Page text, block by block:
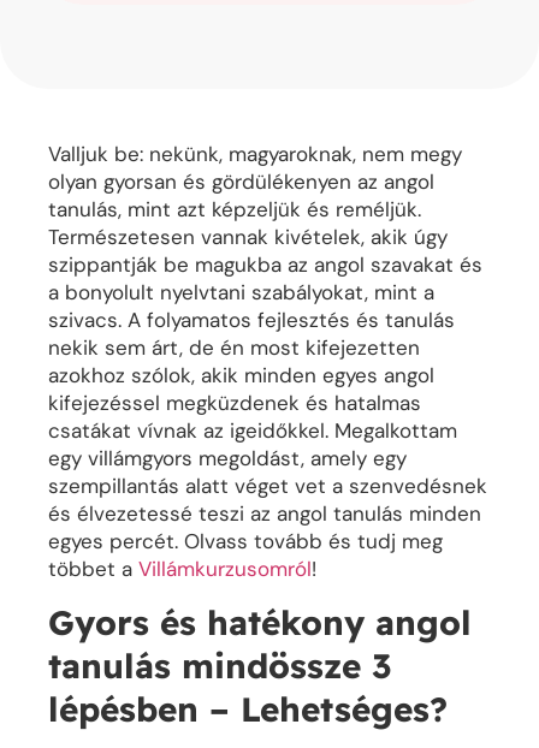
Valljuk be: nekünk, magyaroknak, nem megy
olyan gyorsan és gördülékenyen az angol
tanulás, mint azt képzeljük és reméljük.
Természetesen vannak kivételek, akik úgy
szippantják be magukba az angol szavakat és
a bonyolult nyelvtani szabályokat, mint a
szivacs. A folyamatos fejlesztés és tanulás
nekik sem árt, de én most kifejezetten
azokhoz szólok, akik minden egyes angol
kifejezéssel megküzdenek és hatalmas
csatákat vívnak az igeidőkkel. Megalkottam
egy villámgyors megoldást, amely egy
szempillantás alatt véget vet a szenvedésnek
és élvezetessé teszi az angol tanulás minden
egyes percét. Olvass tovább és tudj meg
többet a Villámkurzusomról!
Gyors és hatékony angol
tanulás mindössze 3
lépésben – Lehetséges?